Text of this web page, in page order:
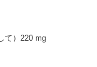
て）220 mg